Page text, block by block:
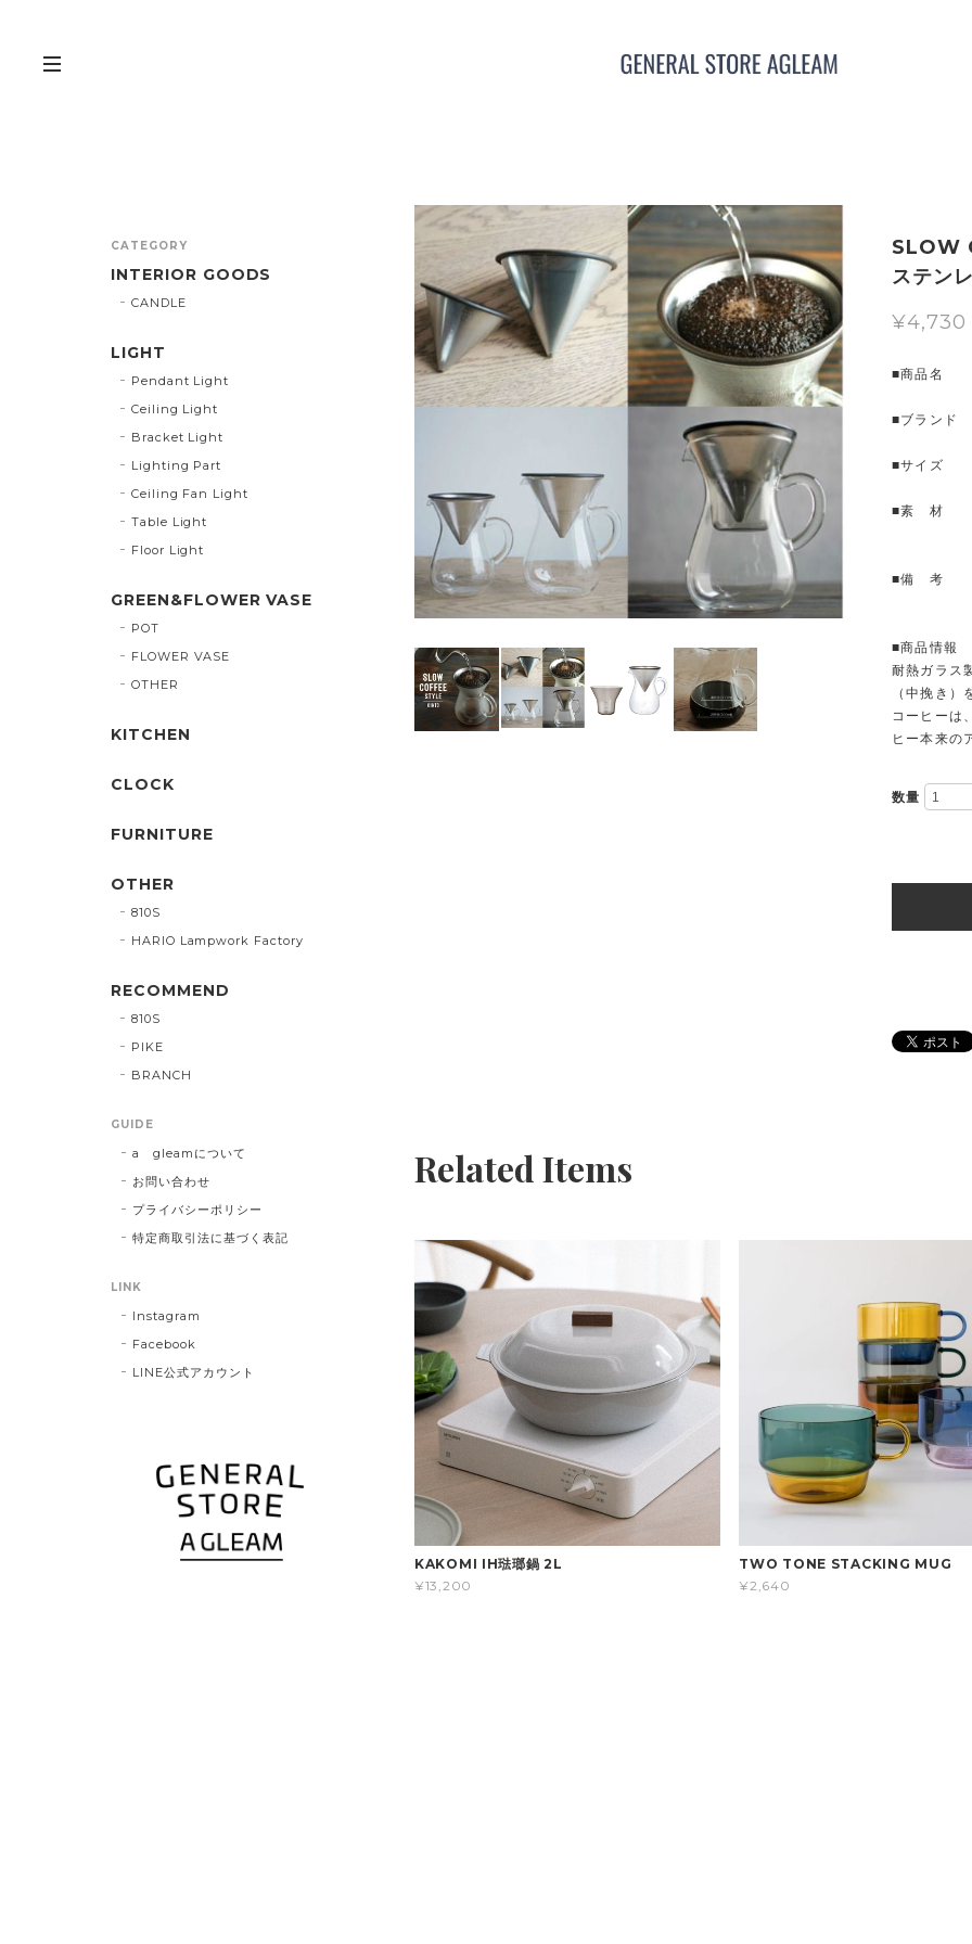
SLOW
ステン
¥4,730
■商品名 コ
■ブランド
■サイズ
■素 材 耐
■備 考 電
■商品情報
耐熱ガラス
（中挽き
コーヒーは
ヒー本来の
数量
Related Items
KAKOMI IH琺瑯鍋 2L
¥13,200
TWO TONE STACKING MUG
¥2,640
CATEGORY
INTERIOR GOODS
CANDLE
LIGHT
Pendant Light
Ceiling Light
Bracket Light
Lighting Part
Ceiling Fan Light
Table Light
Floor Light
GREEN&FLOWER VASE
POT
FLOWER VASE
OTHER
KITCHEN
CLOCK
FURNITURE
OTHER
810S
HARIO Lampwork Factory
RECOMMEND
810S
PIKE
BRANCH
GUIDE
a gleamについて
お問い合わせ
プライバシーポリシー
特定商取引法に基づく表記
LINK
Instagram
Facebook
LINE公式アカウント